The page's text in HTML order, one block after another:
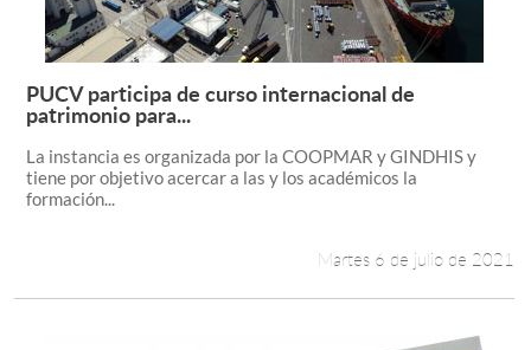
Leer más +
PUCV participa de curso internacional de
patrimonio para...
La instancia es organizada por la COOPMAR y GINDHIS y
tiene por objetivo acercar a las y los académicos la
formación...
Martes 6 de julio de 2021